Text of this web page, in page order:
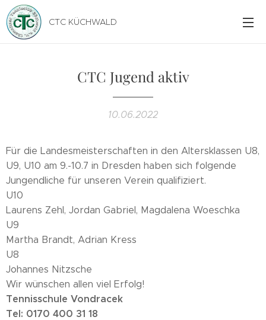
CTC KÜCHWALD
CTC Jugend aktiv
10.06.2022
Für die Landesmeisterschaften in den Altersklassen U8,
U9, U10 am 9.-10.7 in Dresden haben sich folgende
Jungendliche für unseren Verein qualifiziert.
U10
Laurens Zehl, Jordan Gabriel, Magdalena Woeschka
U9
Martha Brandt, Adrian Kress
U8
Johannes Nitzsche
Wir wünschen allen viel Erfolg!
Tennisschule Vondracek
Tel: 0170 400 31 18